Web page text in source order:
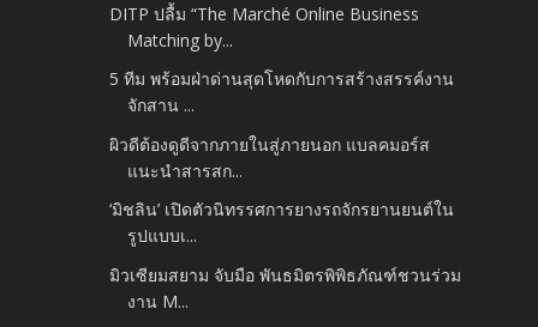
DITP ปลื้ม “The Marché Online Business
Matching by...
5 ทีม พร้อมฝ่าด่านสุดโหดกับการสร้างสรรค์งาน
จักสาน ...
ผิวดีต้องดูดีจากภายในสู่ภายนอก แบลคมอร์ส
แนะนำสารสก...
‘มิชลิน’ เปิดตัวนิทรรศการยางรถจักรยานยนต์ใน
รูปแบบเ...
มิวเซียมสยาม จับมือ พันธมิตรพิพิธภัณฑ์ชวนร่วม
งาน M...